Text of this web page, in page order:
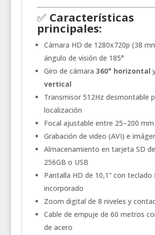
✅ Características
principales:
Cámara HD de 1280x720p (38
ángulo de visión de 185°
Giro de cámara 360° horizontal
vertical
Transmisor 512Hz desmontable
localización
Focal ajustable entre 25–200 mm
Grabación de video (AVI) e
Almacenamiento en tarjeta SD
256GB o USB
Pantalla HD de 10,1” con teclado
incorporado
Zoom digital de 8 niveles y
Cable de empuje de 60 metros
de acero